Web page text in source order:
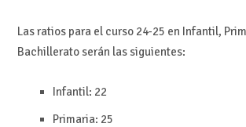
Las ratios para el curso 24-25 en Infantil,
Bachillerato serán las siguientes:
Infantil: 22
Primaria: 25